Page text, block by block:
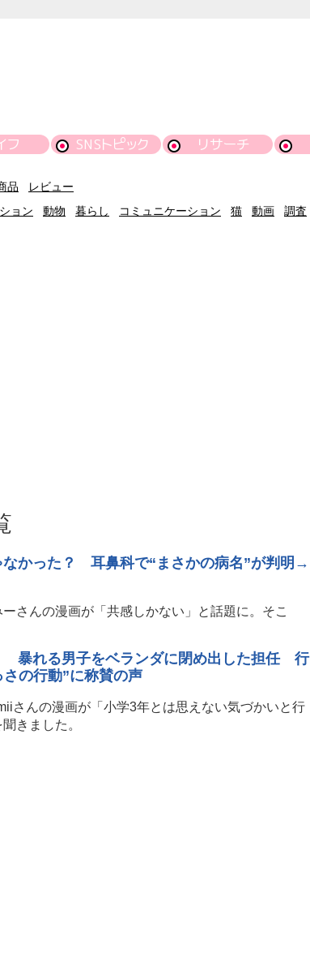
フ SNSトピック リサーチ
品
レビュー
ョン 動物 暮らし コミュニケーション 猫 動画 調査
なかった？ 耳鼻科で“まさかの病名”が判明→
さんの漫画が「共感しかない」と話題に。そこ
暴れる男子をベランダに閉め出した担任 行
の行動”に称賛の声
さんの漫画が「小学3年とは思えない気づかいと行
きました。